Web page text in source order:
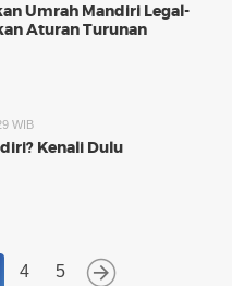
Umrah Mandiri Legal-
Aturan Turunan
WIB
Kenali Dulu
4 5